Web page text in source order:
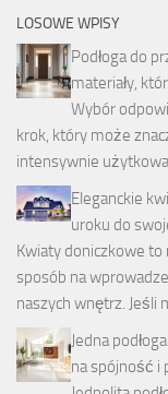
LOSOWE WPISY
Podłoga do
materiały,
Wybór
krok, który może
intensywnie
Eleganckie
uroku do
Kwiaty doniczkowe
sposób na
naszych wnętrz. Jeśli
Jedna
na spójność i